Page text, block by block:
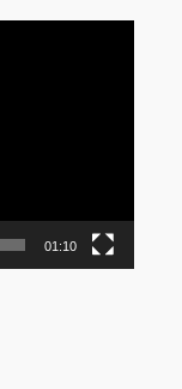
01:10